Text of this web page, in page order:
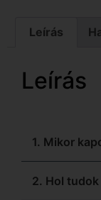
Leírás
Leírás
1. Mikor
2. Hol tudok